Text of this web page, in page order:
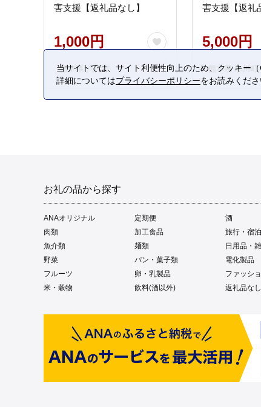
害支援【返礼品なし】
1,000円
熊本県 八代市
害支援【返礼
5,000円
熊本県 氷川町
お礼の品から探す
ANAオリジナル 定期便
酒
肉類
加工食品
旅行・宿
魚介類
麺類
日用品・
野菜
パン・菓子類
電化製品
フルーツ
卵・乳製品
ファッシ
米・穀物
飲料(酒以外) 返礼品なし
当サイトでは、サイト利便性向上のため、クッキー
詳細についてはプライバシーポリシーをお読みくださ